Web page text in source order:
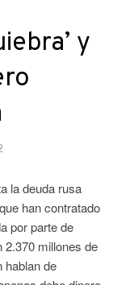
y
la deuda rusa
han contratado
por parte de
2.370 millones de
hablan de